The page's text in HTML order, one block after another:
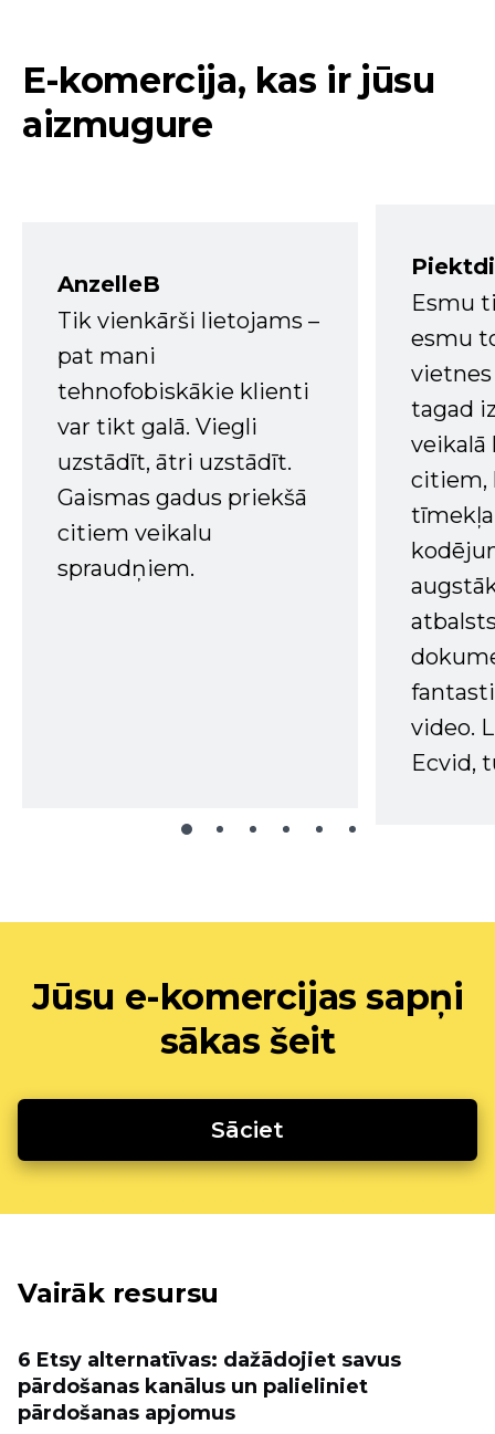
E-komercija, kas ir jūsu
aizmugure
AnzelleB
Tik vienkārši lietojams –
pat mani
tehnofobiskākie klienti
var tikt galā. Viegli
uzstādīt, ātri uzstādīt.
Gaismas gadus priekšā
citiem veikalu
spraudņiem.
Esmu
esmu
tagad
veikalā
citiem,
tīmekļa
video.
Ecvid,
Jūsu e-komercijas sapņi
sākas šeit
Sāciet
Vairāk resursu
6 Etsy alternatīvas: dažādojiet savus
pārdošanas kanālus un palieliniet
pārdošanas apjomus